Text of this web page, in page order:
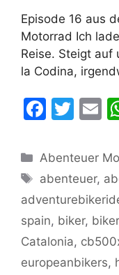
Episode 16 aus
Motorrad Ich
Reise. Steigt auf
la Codina,
F
c
e
b
o
o
k
T
itt
er
E
ai
l
Kategorien
Abenteuer
Schlagwörter
abenteuer,
spain, biker,
Catalonia,
europeanbikers,